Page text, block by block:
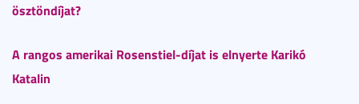
ösztöndíjat?
A rangos amerikai Rosenstiel-díjat is elnyerte Karikó
Katalin